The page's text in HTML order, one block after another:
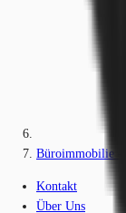
Büroimmobilie -
Kontakt
Über Uns